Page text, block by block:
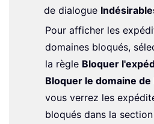
de dialogue
Pour afficher les
domaines bloqués,
la règle Bloquer
Bloquer le domaine
vous verrez les
bloqués dans la section